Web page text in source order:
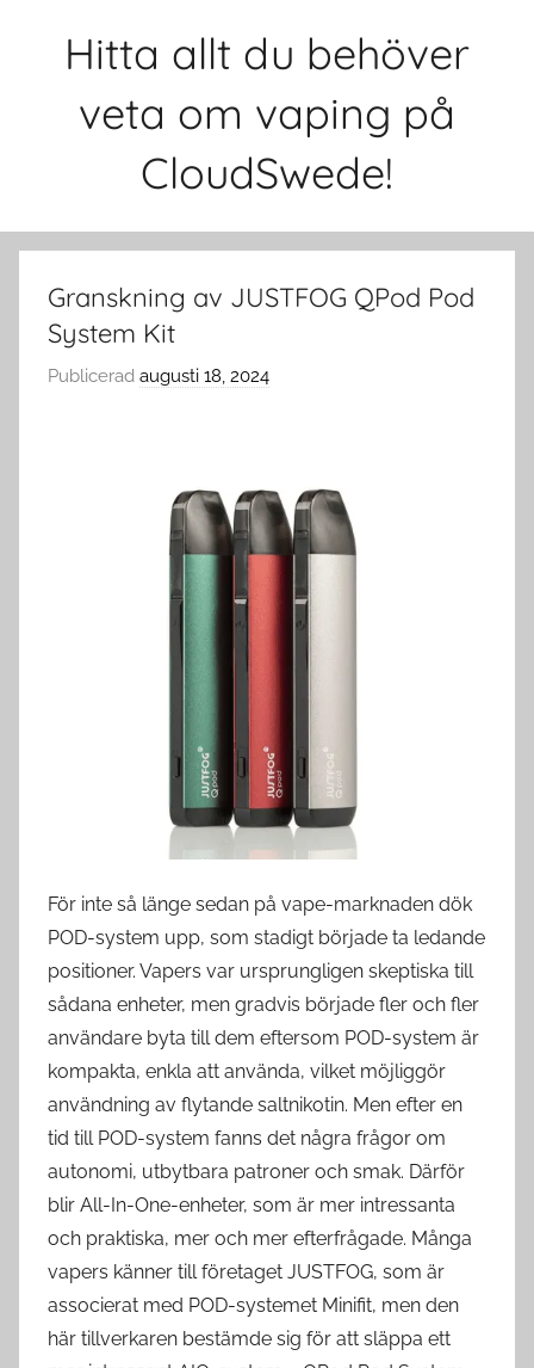
Hitta allt du behöver
veta om vaping på
CloudSwede!
Granskning av JUSTFOG QPod Pod
System Kit
Publicerad augusti 18, 2024
o
d
För inte så länge sedan på vape-marknaden dök
POD-system upp, som stadigt började ta ledande
positioner. Vapers var ursprungligen skeptiska till
sådana enheter, men gradvis började fler och fler
användare byta till dem eftersom POD-system är
kompakta, enkla att använda, vilket möjliggör
användning av flytande saltnikotin. Men efter en
tid till POD-system fanns det några frågor om
autonomi, utbytbara patroner och smak. Därför
blir All-In-One-enheter, som är mer intressanta
och praktiska, mer och mer efterfrågade. Många
vapers känner till företaget JUSTFOG, som är
associerat med POD-systemet Minifit, men den
här tillverkaren bestämde sig för att släppa ett